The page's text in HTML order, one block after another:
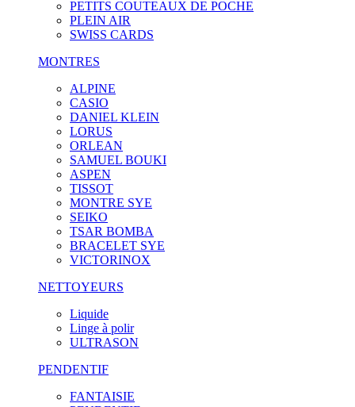
PETITS COUTEAUX DE POCHE
PLEIN AIR
SWISS CARDS
MONTRES
ALPINE
CASIO
DANIEL KLEIN
LORUS
ORLEAN
SAMUEL BOUKI
ASPEN
TISSOT
MONTRE SYE
SEIKO
TSAR BOMBA
BRACELET SYE
VICTORINOX
NETTOYEURS
Liquide
Linge à polir
ULTRASON
PENDENTIF
FANTAISIE